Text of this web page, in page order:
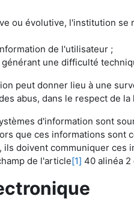
ou évolutive, l'institution
de l'utilisateur ;
une difficulté
peut donner lieu à une
abus, dans le respect de la
d'information sont
que ces informations
doivent communiquer
de l'article[1] 40 alinéa 2